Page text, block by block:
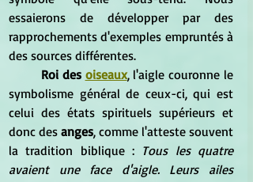
essaierons de développer par des
rapprochements d'exemples empruntés à
des sources différentes.
Roi des oiseaux, l'aigle couronne le
symbolisme général de ceux-ci, qui est
celui des états spirituels supérieurs et
donc des anges, comme l'atteste souvent
la tradition biblique : Tous les quatre
avaient une face d'aigle. Leurs ailes